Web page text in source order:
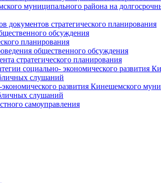
муниципального района на
документов стратегического планирования
обсуждения
планирования
общественного обсуждения
стратегического планирования
социально- экономического развития
слушаний
развития Кинешемского
слушаний
самоуправления